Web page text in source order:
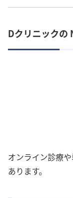
Dクリニックの
オンライン診療
あります。